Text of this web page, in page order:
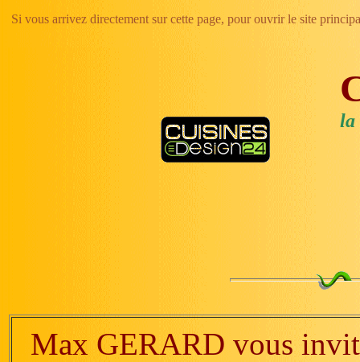
Si vous arrivez directement sur cette page, pour ouvrir le site
la
Max GERARD vous